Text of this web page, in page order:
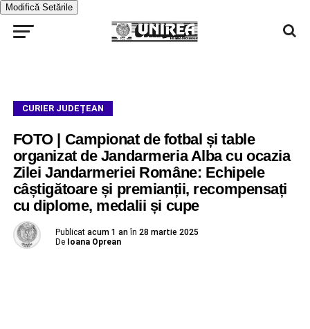
Modifică Setările
CURIER JUDEȚEAN
FOTO | Campionat de fotbal și table
organizat de Jandarmeria Alba cu ocazia
Zilei Jandarmeriei Române: Echipele
câștigătoare și premianții, recompensați
cu diplome, medalii și cupe
Publicat acum 1 an în 28 martie 2025
De Ioana Oprean